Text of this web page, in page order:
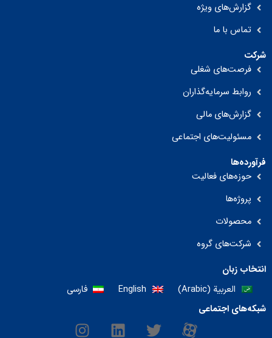
گزارش‌های ویژه
تماس با ما
شرکت
فرصت‌های شغلی
روابط سرمایه‌گذاران
گزارش‌های مالی
مسئولیت‌های اجتماعی
فرآورده‌ها
حوزه‌های فعالیت
پروژه‌ها
محصولات
شرکت‌های گروه
انتخاب زبان
العربية (
Arabic
)
English فارسی
شبکه‌های اجتماعی
M
T
L
I